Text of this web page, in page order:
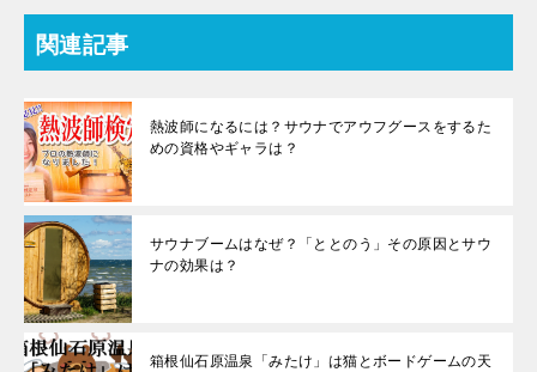
関連記事
熱波師になるには？サウナでアウフグースをするた
めの資格やギャラは？
サウナブームはなぜ？「ととのう」その原因とサウ
ナの効果は？
箱根仙石原温泉「みたけ」は猫とボードゲームの天